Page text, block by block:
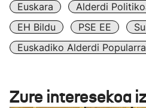
Euskara Alderdi
EH Bildu
PSE EE
Euskadiko Alderdi Popularra
Zure interesekoa